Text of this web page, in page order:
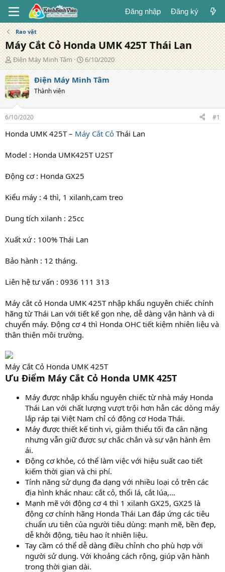
Đăng nhập Đăng ký
Rao vặt
Máy Cắt Cỏ Honda UMK 425T Thái Lan
T
á
c
g
i
ả
Điện Máy Minh Tâm
N
g
à
g
6/10/2020
Điện Máy Minh Tâm
Thành viên
6/10/2020 #1
Honda UMK 425T – Máy Cắt Cỏ Thái Lan
Model : Honda UMK425T U2ST
Động cơ : Honda GX25
Kiểu máy : 4 thì, 1 xilanh,cam treo
Dung tích xilanh : 25cc
Xuất xứ : 100% Thái Lan
Bảo hành : 12 tháng.
Liên hệ tư vấn : 0936 111 313
Máy cắt cỏ Honda UMK 425T nhập khẩu nguyên chiếc chính
hãng từ Thái Lan với tiết kế gọn nhẹ, dễ dàng vận hành và di
chuyển máy. Động cơ 4 thì Honda OHC tiết kiệm nhiên liệu và
thân thiện môi trường.
Máy Cắt Cỏ Honda UMK 425T
Ưu Điểm Máy Cắt Cỏ Honda UMK 425T
Máy được nhập khẩu nguyên chiếc từ nhà máy Honda
Thái Lan với chất lượng vượt trội hơn hẳn các dòng máy
lắp ráp tại Việt Nam chỉ có động cơ Hoda Thái.
Máy được thiết kế tinh vi, giảm thiểu tối đa cân nặng
nhưng vẫn giữ được sự chắc chắn và sự vận hành êm
ái.
Động cơ khỏe, có thể làm việc với hiệu suất cao tiết
kiếm thời gian và chi phí.
Tính năng sử dụng đa dạng với nhiều loại cỏ trên các
địa hình khác nhau: cắt cỏ, thổi lá, cắt lúa,…
Mạnh mẽ với động cơ 4 thì 1 xilanh GX25, GX25 là
động cơ chính hãng Honda Thái Lan đáp ứng các tiêu
chuẩn ưu tiên của người tiêu dùng: mạnh mẽ, bền đẹp,
dễ khởi động, tiêu hao ít nhiên liệu.
Tay cầm có thể dễ dàng điều chỉnh cho phù hợp với
người sử dụng. Với khoảng cách rộng, giúp vận hành
trong thời gian dài.